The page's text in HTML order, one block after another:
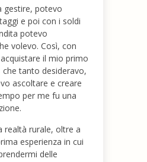
gestire, potevo
e poi con i soldi
potevo
volevo. Così, con
il mio primo
tanto desideravo,
ascoltare e creare
per me fu una
realtà rurale, oltre a
esperienza in cui
delle